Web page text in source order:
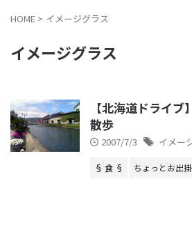
HOME > イメージグラス
イメージグラス
【北海道ドライ
散歩
2007/7/3 イメー
§ 食 § ちょっとお出